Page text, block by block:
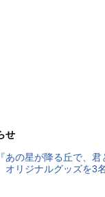
せ
あの星が降る丘で、君
オリジナルグッズを3